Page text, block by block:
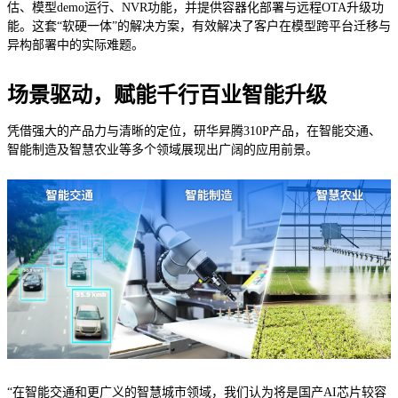
估、模型demo运行、NVR功能，并提供容器化部署与远程OTA升级功
能。这套“软硬一体”的解决方案，有效解决了客户在模型跨平台迁移与
异构部署中的实际难题。
场景驱动，赋能千行百业智能升级
凭借强大的产品力与清晰的定位，研华昇腾310P产品，在智能交通、
智能制造及智慧农业等多个领域展现出广阔的应用前景。
“在智能交通和更广义的智慧城市领域，我们认为将是国产AI芯片较容